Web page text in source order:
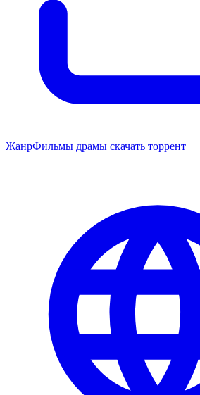
ЖанрФильмы драмы скачать торрент